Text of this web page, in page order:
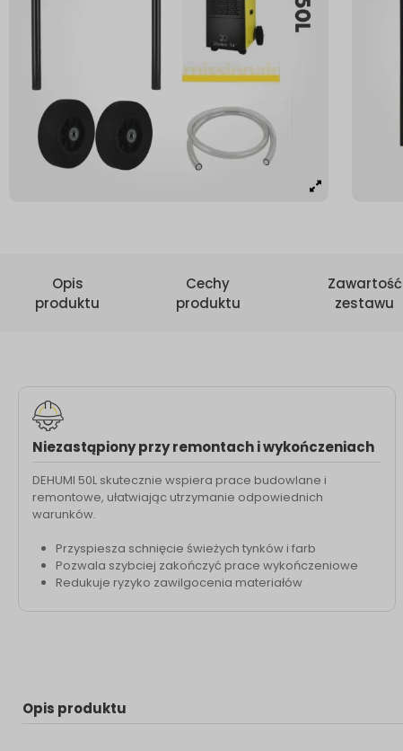
Opis
produktu
Cechy
produktu
Zawartość
zestawu
Niezastąpiony przy remontach i wykończeniach
DEHUMI 50L skutecznie wspiera prace budowlane i
remontowe, ułatwiając utrzymanie odpowiednich
warunków.
Przyspiesza schnięcie świeżych tynków i farb
Pozwala szybciej zakończyć prace wykończeniowe
Redukuje ryzyko zawilgocenia materiałów
Opis produktu